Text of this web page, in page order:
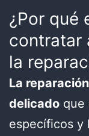
¿Por qué
contratar
la
La
delicado que
específicos y